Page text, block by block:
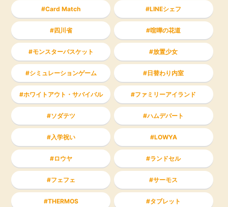
Card Match LINEシェフ
四川省 喧嘩の花道
モンスターバスケット 放置少女
シミュレーションゲーム 日替わり内室
ホワイトアウト・サバイバル ファミリーアイランド
ソダテツ ハムデパート
入学祝い LOWYA
ロウヤ ランドセル
フェフェ サーモス
THERMOS タブレット